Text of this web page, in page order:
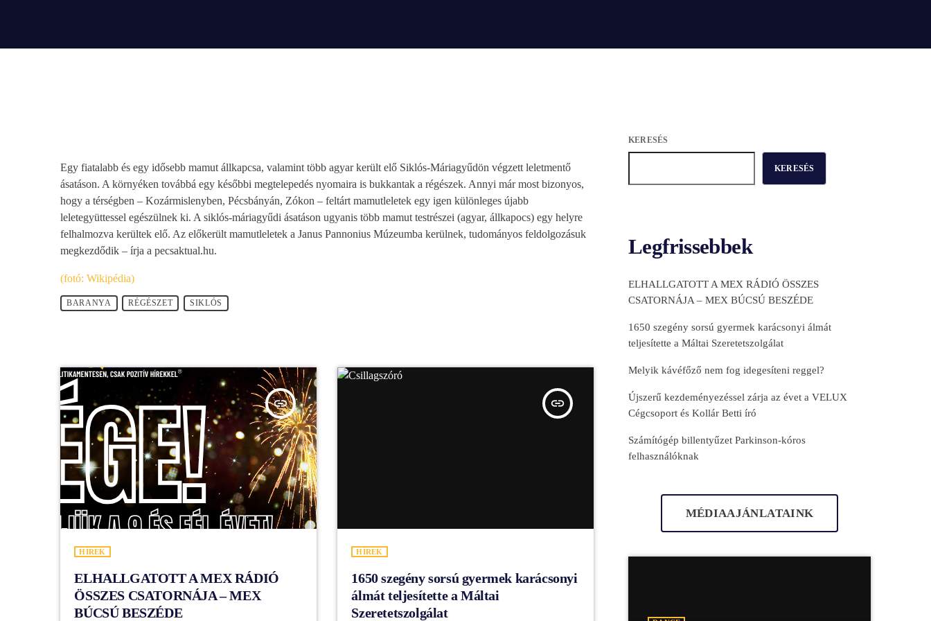
Egy fiatalabb és egy idősebb mamut állkapcsa, valamint több agyar került elő Siklós-Máriagyűdön végzett leletmentő
ásatáson. A környéken továbbá egy későbbi megtelepedés nyomaira is bukkantak a régészek. Annyi már most bizonyos,
hogy a térségben – Kozármislenyben, Pécsbányán, Zókon – feltárt mamutleletek egy igen különleges újabb
leletegyüttessel egészülnek ki. A siklós-máriagyűdi ásatáson ugyanis több mamut testrészei (agyar, állkapocs) egy helyre
felhalmozva kerültek elő. Az előkerült mamutleletek a Janus Pannonius Múzeumba kerülnek, tudományos feldolgozásuk
megkezdődik – írja a pecsaktual.hu.
(fotó: Wikipédia)
BARANYA RÉGÉSZET SIKLÓS
insert_link
HÍREK
ELHALLGATOTT A MEX RÁDIÓ
ÖSSZES CSATORNÁJA – MEX
BÚCSÚ BESZÉDE
insert_link
HÍREK
1650 szegény sorsú gyermek karácsonyi
álmát teljesítette a Máltai
Szeretetszolgálat
KERESÉS
KERESÉS
Legfrissebbek
ELHALLGATOTT A MEX RÁDIÓ ÖSSZES
CSATORNÁJA – MEX BÚCSÚ BESZÉDE
1650 szegény sorsú gyermek karácsonyi álmát
teljesítette a Máltai Szeretetszolgálat
Melyik kávéfőző nem fog idegesíteni reggel?
Újszerű kezdeményezéssel zárja az évet a VELUX
Cégcsoport és Kollár Betti író
Számítógép billentyűzet Parkinson-kóros
felhasználóknak
MÉDIAAJÁNLATAINK